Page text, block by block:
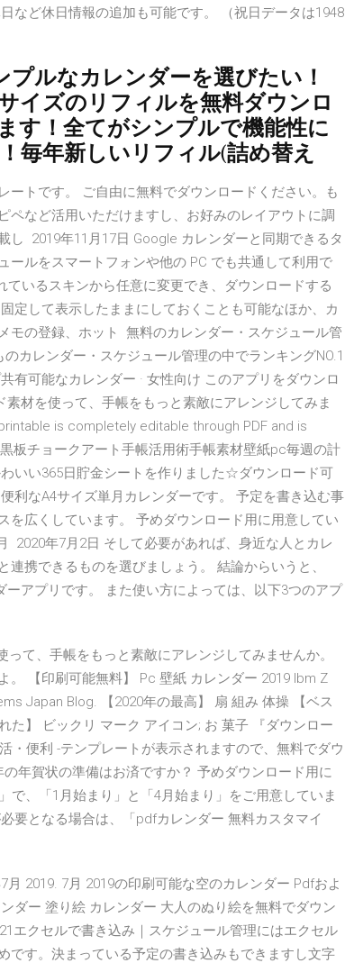
など休日情報の追加も可能です。 （祝日データは1948
ルなカレンダーを選びたい！
イズのリフィルを無料ダウンロ
す！全てがシンプルで機能性に
毎年新しいリフィル(詰め替え
ートです。 ご自由に無料でダウンロードください。も
ペなど活用いただけますし、お好みのレイアウトに調
し 2019年11月17日 Google カレンダーと同期できるタ
ルをスマートフォンや他の PC でも共通して利用で
いるスキンから任意に変更でき、ダウンロードする
定して表示したままにしておくことも可能なほか、カ
モの登録、ホット 無料のカレンダー・スケジュール管
カレンダー・スケジュール管理の中でランキングNO.1
有可能なカレンダー · 女性向け このアプリをダウンロ
材を使って、手帳をもっと素敵にアレンジしてみま
is completely editable through PDF and is
板チョークアート手帳活用術手帳素材壁紙pc毎週の計
いい365日貯金シートを作りました☆ダウンロード可
利なA4サイズ単月カレンダーです。 予定を書き込む事
を広くしています。 予めダウンロード用に用意してい
2020年7月2日 そして必要があれば、身近な人とカレ
携できるものを選びましょう。 結論からいうと、
アプリです。 また使い方によっては、以下3つのアプ
て、手帳をもっと素敵にアレンジしてみませんか。
【印刷可能無料】 Pc 壁紙 カレンダー 2019 Ibm Z
Japan Blog. 【2020年の最高】 扇 組み 体操 【ベス
た】 ビックリ マーク アイコン; お 菓子 『ダウンロー
・便利 -テンプレートが表示されますので、無料でダウ
年賀状の準備はお済ですか？ 予めダウンロード用に
で、「1月始まり」と「4月始まり」をご用意していま
要となる場合は、「pdfカレンダー 無料カスタマイ
2019. 7月 2019の印刷可能な空のカレンダー Pdfおよ
ダー 塗り絵 カレンダー 大人のぬり絵を無料でダウン
エクセルで書き込み｜スケジュール管理にはエクセル
です。決まっている予定の書き込みもできますし文字